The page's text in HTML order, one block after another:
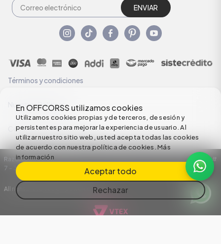
En OFFCORSS utilizamos cookies
Utilizamos cookies propias y de terceros, de sesión y
persistentes para mejorar la experiencia de usuario. Al
utilizar nuestro sitio web, usted acepta todas las cookies
de acuerdo con nuestra política de cookies.Más
información
Aceptar todo
Rechazar
ENVIAR
Términos y condiciones
Nuestras Políticas
Configuración de Cookies
Razón Social: C.I HERMECO S.A. NIT: 890924167-6 Dirección: Carrera 50 #
7 – 35
All rights reserved empowered by